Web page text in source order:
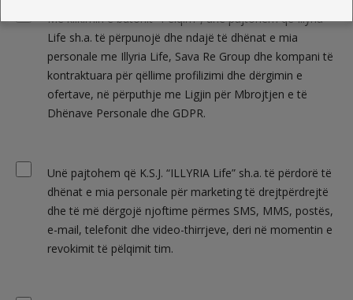
Me klikimin e butonit "Pëlqim", unë pajtohem që Illyria
Life sh.a. të përpunojë dhe ndajë të dhënat e mia
personale me Illyria Life, Sava Re Group dhe kompani të
kontraktuara për qëllime profilizimi dhe dërgimin e
ofertave, në përputhje me Ligjin për Mbrojtjen e të
Dhënave Personale dhe GDPR.
Unë pajtohem që K.S.J. “ILLYRIA Life” sh.a. të përdorë të
dhënat e mia personale për marketing të drejtpërdrejtë
dhe të më dërgojë njoftime përmes SMS, MMS, postës,
e-mail, telefonit dhe video-thirrjeve, deri në momentin e
revokimit të pëlqimit tim.